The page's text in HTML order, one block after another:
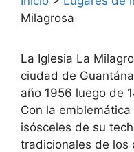
Milagrosa
La Iglesia La
ciudad de
año 1956 luego de
Con la
isósceles de su
tradicionales de los